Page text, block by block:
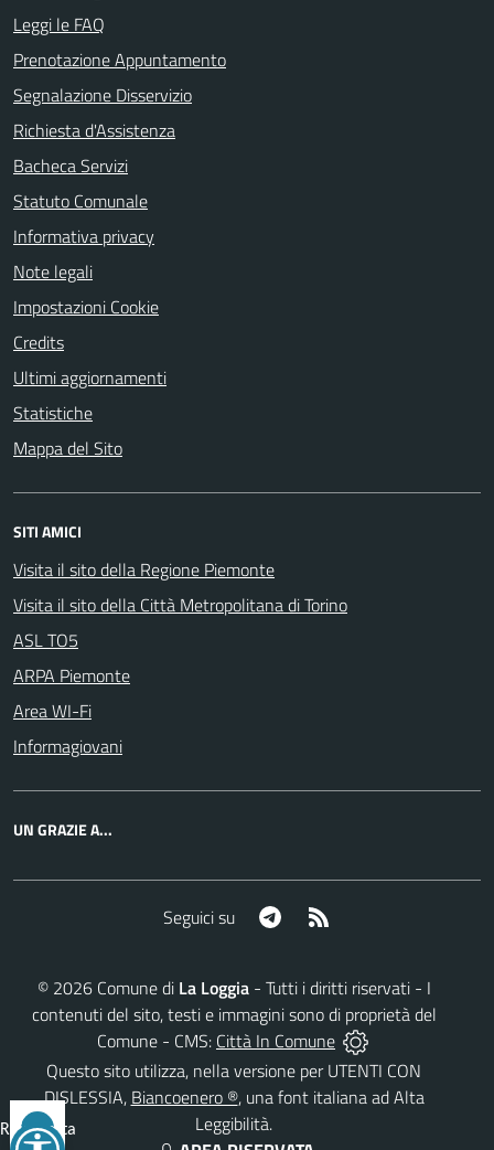
Leggi le FAQ
Prenotazione Appuntamento
Segnalazione Disservizio
Richiesta d'Assistenza
Bacheca Servizi
Statuto Comunale
Informativa privacy
Note legali
Impostazioni Cookie
Credits
Ultimi aggiornamenti
Statistiche
Mappa del Sito
SITI AMICI
Visita il sito della Regione Piemonte
Visita il sito della Città Metropolitana di Torino
ASL TO5
ARPA Piemonte
Area WI-Fi
Informagiovani
UN GRAZIE A...
Seguici su Telegram
© 2026Comune di La Loggia- Tutti i diritti riservati - I
contenuti del sito, testi e immagini sono di proprietà del
Comune - CMS: Città In Comune
Questo sito utilizza, nella versione per UTENTI CON
DISLESSIA, Biancoenero ®, una font italiana ad Alta
Leggibilità.
Reimposta